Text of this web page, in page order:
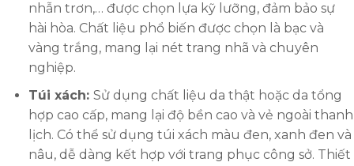
nhẫn trơn,… được chọn lựa kỹ lưỡng, đảm bảo sự
hài hòa. Chất liệu phổ biến được chọn là bạc và
vàng trắng, mang lại nét trang nhã và chuyên
nghiệp.
Túi xách: Sử dụng chất liệu da thật hoặc da tổng
hợp cao cấp, mang lại độ bền cao và vẻ ngoài thanh
lịch. Có thể sử dụng túi xách màu đen, xanh đen và
nâu, dễ dàng kết hợp với trang phục công sở. Thiết